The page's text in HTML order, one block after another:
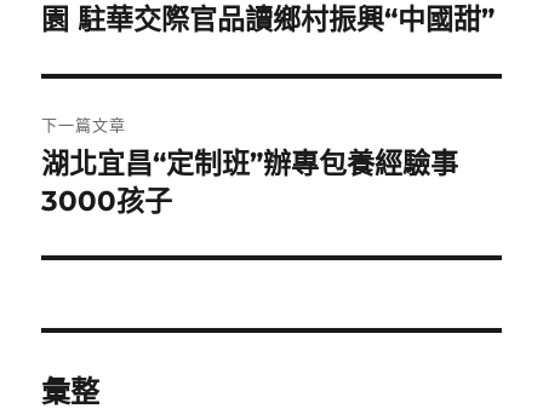
導
覽
一
文
章:
園 駐華交際官品讀鄉村振興“中國甜”
下一篇文章
下
一
文
湖北宜昌“定制班”辦專包養經驗事
3000孩子
彙整